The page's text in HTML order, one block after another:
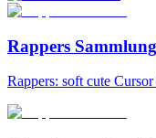
Rappers Sammlung
Rappers: soft cute